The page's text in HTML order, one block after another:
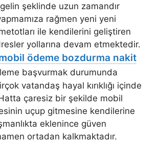
şeklinde uzun zamandır
yapmamıza rağmen yeni yeni
ile kendilerini geliştiren
yollarına devam etmektedir.
ödeme bozdurma nakit
başvurmak durumunda
vatandaş hayal kırıklığı içinde
çaresiz bir şekilde mobil
uçup gitmesine kendilerine
eklenince güven
ortadan kalkmaktadır.